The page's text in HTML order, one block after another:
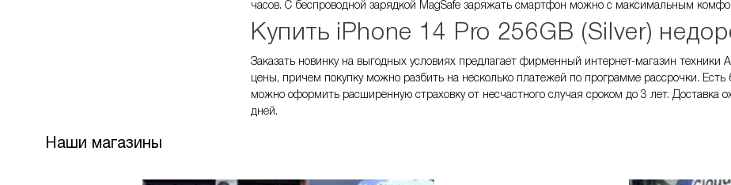
часов. С беспроводной зарядкой MagSafe заряжать смартфон можно с максимальным
Купить iPhone 14 Pro 256GB (Silver)
Заказать новинку на выгодных условиях предлагает фирменный интернет-магазин
цены, причем покупку можно разбить на несколько платежей по программе рассрочки.
можно оформить расширенную страховку от несчастного случая сроком до 3 лет. Доставка
дней.
Наши магазины